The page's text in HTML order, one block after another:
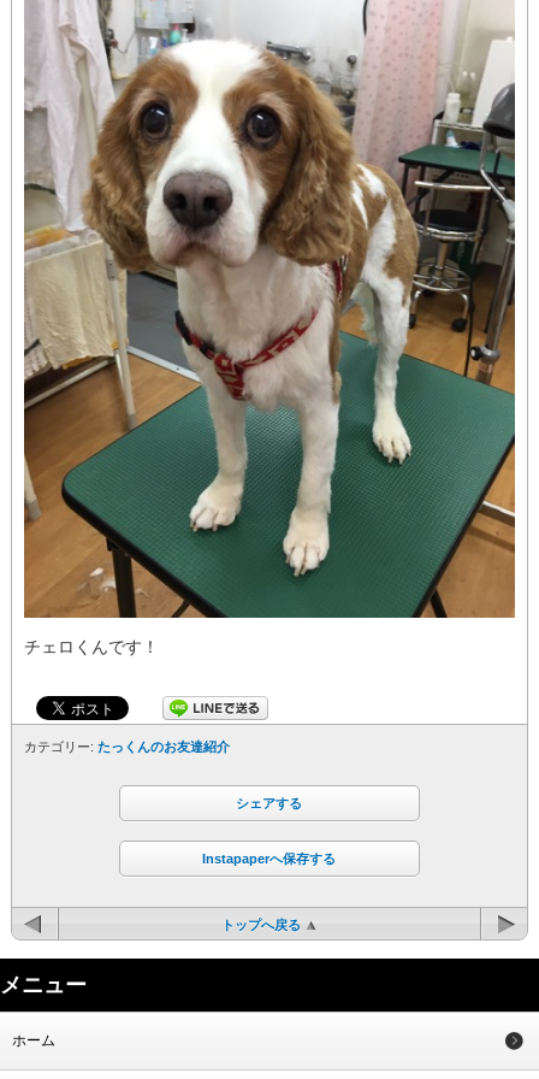
チェロくんです！
カテゴリー: たっくんのお友達紹介
シェアする
Instapaperへ保存する
トップへ戻る
メニュー
ホーム